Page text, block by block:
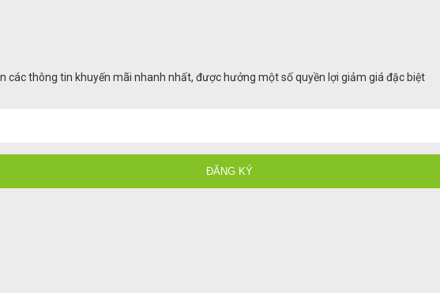
các thông tin khuyến mãi nhanh nhất, được hưởng một số quyền lợi giảm giá đặc biệt